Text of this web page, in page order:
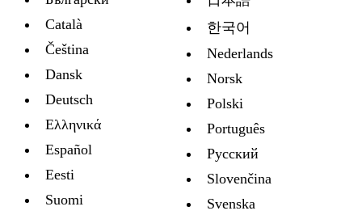
Català
Čeština
Dansk
Deutsch
Ελληνικά
Español
Eesti
Suomi
한국어
Nederlands
Norsk
Polski
Português
Русский
Slovenčina
Svenska